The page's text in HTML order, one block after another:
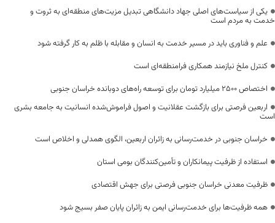
یکی از سیاست‌های اصلی جهاد دانشگاهی تبدیل مزیت‌های منطقه‌ای به ثروت و
خدمت به مردم است
علم و فناوری باید در مسیر خدمت به انسان و مقابله با ظلم به کار گرفته شود
کنترل ملخ نیازمند همکاری فرامنطقه‌ای است
اختصاص 2500 میلیارد تومان برای توسعه راه‌های دوبانده خراسان جنوبی
اربعین فرصتی برای بازگشت عقلانیت و اصول فراموش‌شده انسانیت به جامعه بشری
است
خراسان جنوبی در خدمت‌رسانی به زائران اربعین، الگوی همدلی و اخلاص است
استفاده از ظرفیت پیمانکاران و تأمین‌کنندگان بومی استان
ظرفیت معدنی خراسان جنوبی فرصتی برای جهش اقتصادی
همه ظرفیت‌ها برای خدمت‌رسانی ایمن به زائران پایان صفر بسیج شود